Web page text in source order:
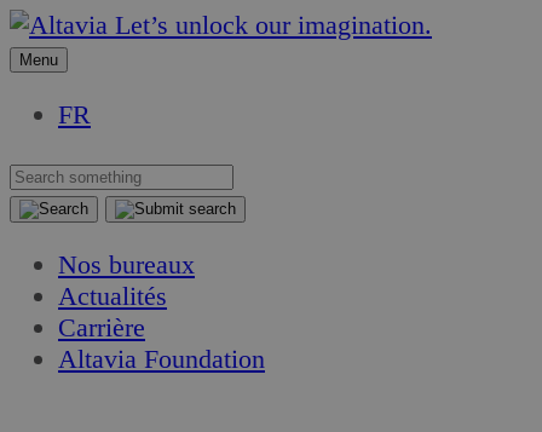
Aller
au
Aller
au
Let’s unlock our imagination.
Menu
FR
Nos bureaux
Actualités
Carrière
Altavia Foundation